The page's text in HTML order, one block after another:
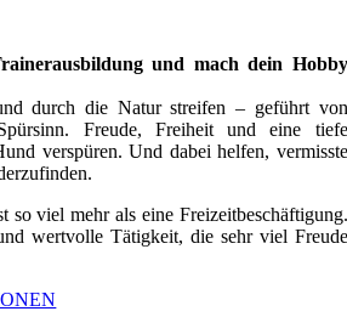
und mach dein Hobby
durch die Natur streifen – geführt von
Freude, Freiheit und eine tiefe
verspüren. Und dabei helfen, vermisste
so viel mehr als eine Freizeitbeschäftigung.
wertvolle Tätigkeit, die sehr viel Freude